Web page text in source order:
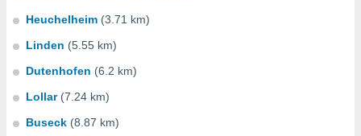
Heuchelheim (3.71 km)
Linden (5.55 km)
Dutenhofen (6.2 km)
Lollar (7.24 km)
Buseck (8.87 km)